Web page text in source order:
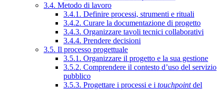
3.4. Metodo di lavoro
3.4.1. Definire processi, strumenti e rituali
3.4.2. Curare la documentazione di progetto
3.4.3. Organizzare tavoli tecnici collaborativi
3.4.4. Prendere decisioni
3.5. Il processo progettuale
3.5.1. Organizzare il progetto e la sua gestione
3.5.2. Comprendere il contesto d’uso del servizio
pubblico
3.5.3. Progettare i processi e i touchpointdel